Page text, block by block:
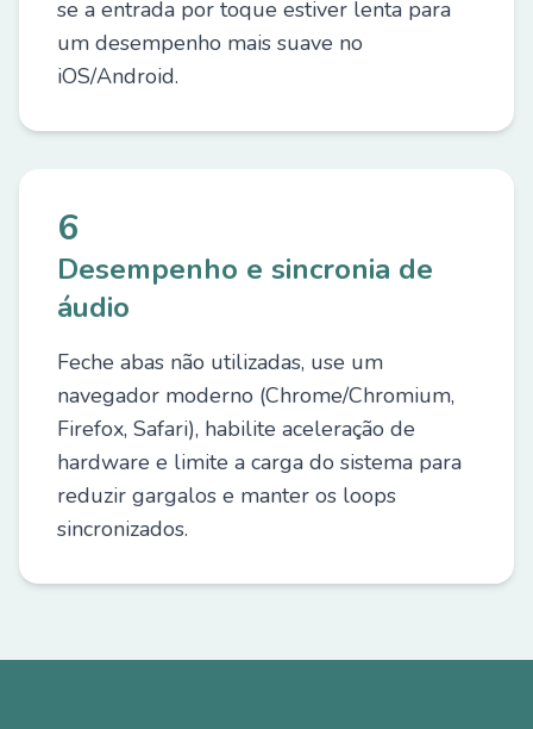
se a entrada por toque estiver lenta para
um desempenho mais suave no
iOS/Android.
6
Desempenho e sincronia de
áudio
Feche abas não utilizadas, use um
navegador moderno (Chrome/Chromium,
Firefox, Safari), habilite aceleração de
hardware e limite a carga do sistema para
reduzir gargalos e manter os loops
sincronizados.